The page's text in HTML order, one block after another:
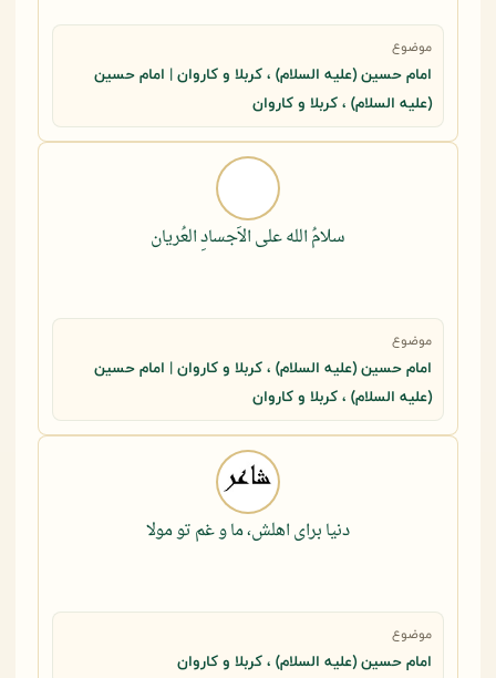
موضوع
امام حسین (علیه السلام) ، کربلا و کاروان | امام حسین
(علیه السلام) ، کربلا و کاروان
سلامُ الله علی الاَجسادِ العُریان
موضوع
امام حسین (علیه السلام) ، کربلا و کاروان | امام حسین
(علیه السلام) ، کربلا و کاروان
دنیا برای اهلش، ما و غم تو مولا
موضوع
امام حسین (علیه السلام) ، کربلا و کاروان